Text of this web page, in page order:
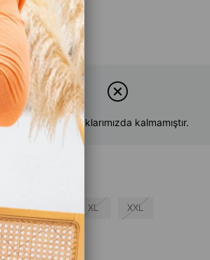
Ürün stoklarımızda kalmamıştır.
M XL XXL